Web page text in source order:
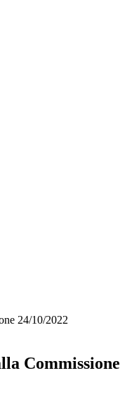
24/10/2022
Commissione